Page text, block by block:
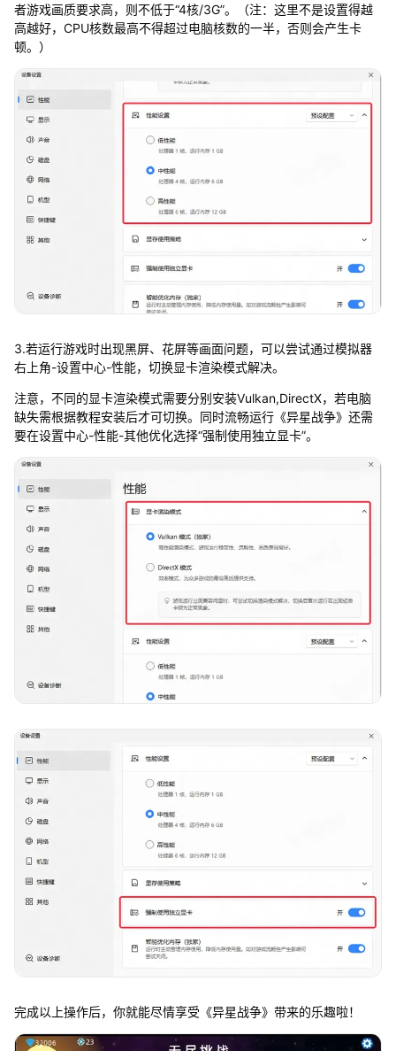
者游戏画质要求高，则不低于“4核/3G”。（注：这里不是设置得越
高越好，CPU核数最高不得超过电脑核数的一半，否则会产生卡
顿。）
3.若运行游戏时出现黑屏、花屏等画面问题，可以尝试通过模拟器
右上角-设置中心-性能，切换显卡渲染模式解决。
注意，不同的显卡渲染模式需要分别安装Vulkan,DirectX，若电脑
缺失需根据教程安装后才可切换。同时流畅运行《异星战争》还需
要在设置中心-性能-其他优化选择“强制使用独立显卡”。
完成以上操作后，你就能尽情享受《异星战争》带来的乐趣啦！